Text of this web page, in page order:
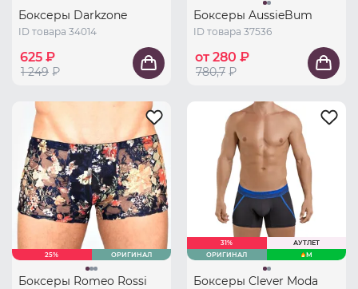
Боксеры Darkzone
ID товара 34014
625 ₽
1 249 ₽
Боксеры AussieBum
ID товара 37536
от 280 ₽
780,7 ₽
25% ОРИГИНАЛ
Боксеры Romeo Rossi
31%
АУТЛЕТ
ОРИГИНАЛ
M
Боксеры Clever Moda